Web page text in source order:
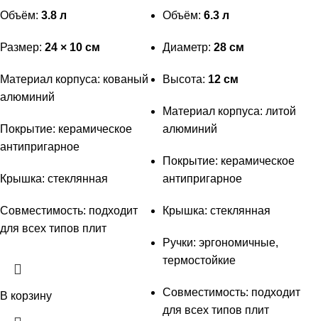
Объём: 3.8 л
Размер: 24 × 10 см
Материал корпуса: кованый
алюминий
Покрытие: керамическое
антипригарное
Крышка: стеклянная
Совместимость: подходит
для всех типов плит
В корзину
Объём: 6.3 л
Диаметр: 28 см
Высота: 12 см
Материал корпуса: литой
алюминий
Покрытие: керамическое
антипригарное
Крышка: стеклянная
Ручки: эргономичные,
термостойкие
Совместимость: подходит
для всех типов плит